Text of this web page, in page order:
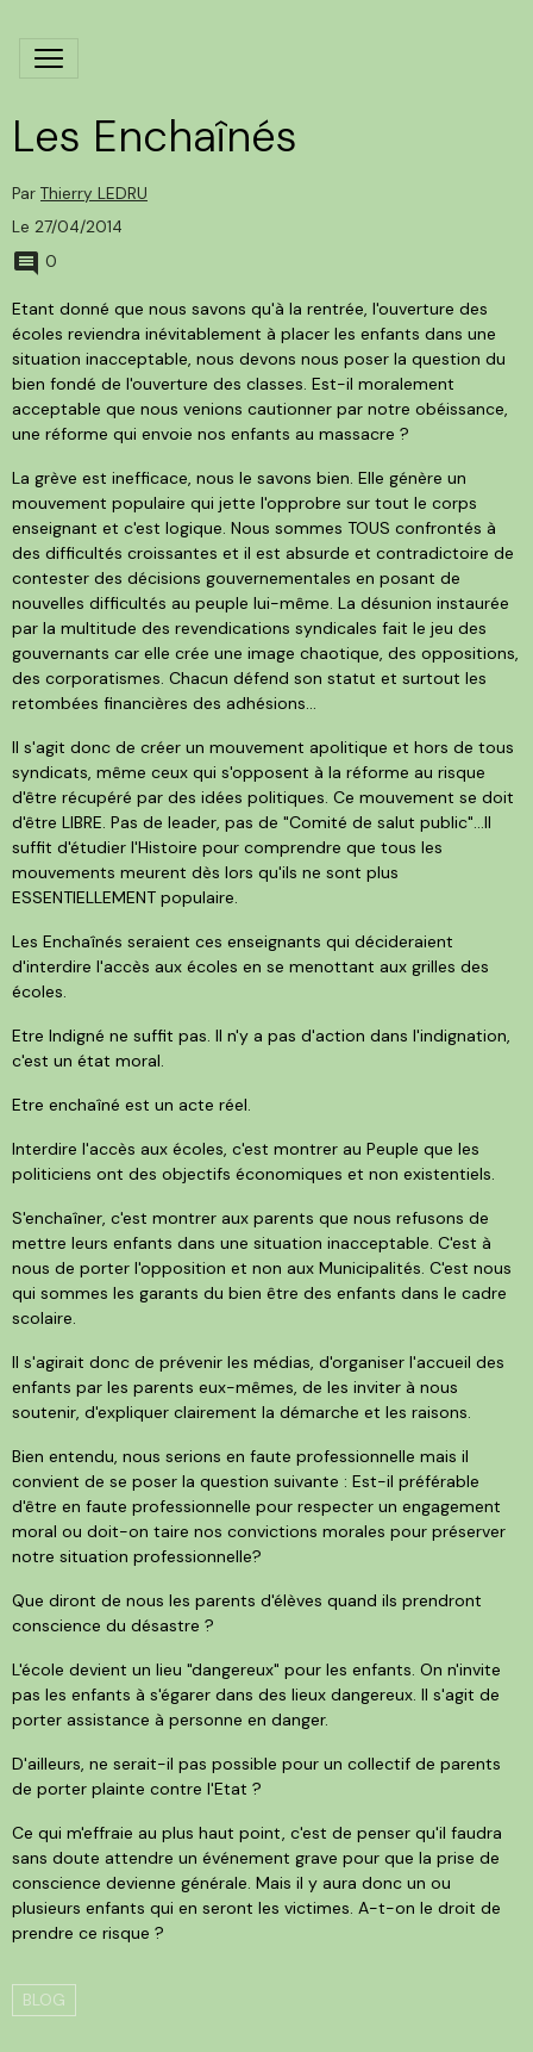
Les Enchaînés
Par Thierry LEDRU
Le 27/04/2014
0
Etant donné que nous savons qu'à la rentrée, l'ouverture des
écoles reviendra inévitablement à placer les enfants dans une
situation inacceptable, nous devons nous poser la question du
bien fondé de l'ouverture des classes. Est-il moralement
acceptable que nous venions cautionner par notre obéissance,
une réforme qui envoie nos enfants au massacre ?
La grève est inefficace, nous le savons bien. Elle génère un
mouvement populaire qui jette l'opprobre sur tout le corps
enseignant et c'est logique. Nous sommes TOUS confrontés à
des difficultés croissantes et il est absurde et contradictoire de
contester des décisions gouvernementales en posant de
nouvelles difficultés au peuple lui-même. La désunion instaurée
par la multitude des revendications syndicales fait le jeu des
gouvernants car elle crée une image chaotique, des oppositions,
des corporatismes. Chacun défend son statut et surtout les
retombées financières des adhésions...
Il s'agit donc de créer un mouvement apolitique et hors de tous
syndicats, même ceux qui s'opposent à la réforme au risque
d'être récupéré par des idées politiques. Ce mouvement se doit
d'être LIBRE. Pas de leader, pas de "Comité de salut public"...Il
suffit d'étudier l'Histoire pour comprendre que tous les
mouvements meurent dès lors qu'ils ne sont plus
ESSENTIELLEMENT populaire.
Les Enchaînés seraient ces enseignants qui décideraient
d'interdire l'accès aux écoles en se menottant aux grilles des
écoles.
Etre Indigné ne suffit pas. Il n'y a pas d'action dans l'indignation,
c'est un état moral.
Etre enchaîné est un acte réel.
Interdire l'accès aux écoles, c'est montrer au Peuple que les
politiciens ont des objectifs économiques et non existentiels.
S'enchaîner, c'est montrer aux parents que nous refusons de
mettre leurs enfants dans une situation inacceptable. C'est à
nous de porter l'opposition et non aux Municipalités. C'est nous
qui sommes les garants du bien être des enfants dans le cadre
scolaire.
Il s'agirait donc de prévenir les médias, d'organiser l'accueil des
enfants par les parents eux-mêmes, de les inviter à nous
soutenir, d'expliquer clairement la démarche et les raisons.
Bien entendu, nous serions en faute professionnelle mais il
convient de se poser la question suivante : Est-il préférable
d'être en faute professionnelle pour respecter un engagement
moral ou doit-on taire nos convictions morales pour préserver
notre situation professionnelle?
Que diront de nous les parents d'élèves quand ils prendront
conscience du désastre ?
L'école devient un lieu "dangereux" pour les enfants. On n'invite
pas les enfants à s'égarer dans des lieux dangereux. Il s'agit de
porter assistance à personne en danger.
D'ailleurs, ne serait-il pas possible pour un collectif de parents
de porter plainte contre l'Etat ?
Ce qui m'effraie au plus haut point, c'est de penser qu'il faudra
sans doute attendre un événement grave pour que la prise de
conscience devienne générale. Mais il y aura donc un ou
plusieurs enfants qui en seront les victimes. A-t-on le droit de
prendre ce risque ?
BLOG